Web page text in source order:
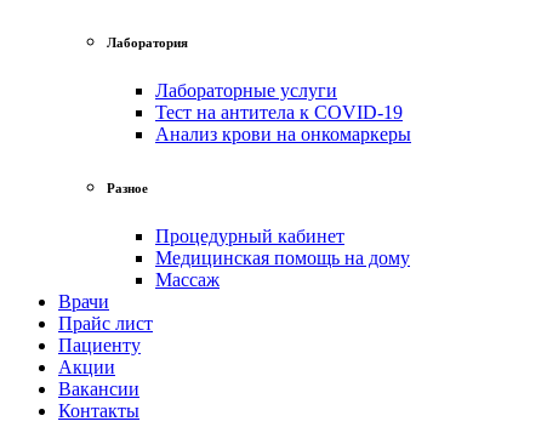
Лаборатория
Лабораторные услуги
Тест на антитела к COVID-19
Анализ крови на онкомаркеры
Разное
Процедурный кабинет
Медицинская помощь на дому
Массаж
Врачи
Прайс лист
Пациенту
Акции
Вакансии
Контакты